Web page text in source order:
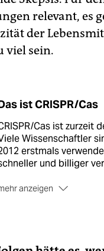
relevant, es
der
viel sein.
ist CRISPR/Cas
Cas ist zurzeit
Wissenschaftler
erstmals
und billiger
anzeigen